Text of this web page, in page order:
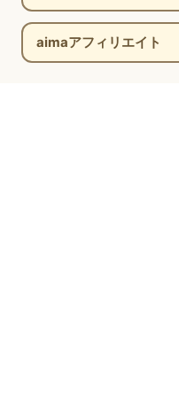
aimaアフィリエイト